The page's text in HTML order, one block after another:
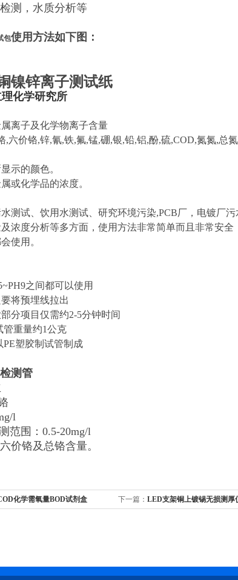
测，水质分析等
包使用方法如下图：
镍锌离子测试纸
化学研究所
离子及化学物离子含量
,六价铬,锌,氰,铁,氟,锰,硼,银,铅,铝,酚,硫,COD,氮氮,总氮
示的颜色。
或化学品的浓度。
测试、饮用水测试、研究环境污染,PCB厂，电镀厂污
浓度分析等多方面，使用方法非常简单而且非常安全
使用。
之间都可以使用
将预埋线拉出
分项目仅需约2-5分钟时间
管重量约1公克
塑胶制试管制成
测管
l
范围：0.5-20mg/l
价铬及总铬含量。
化学需氧量BOD试剂盒 下一篇： LED支架铜上镀锡无损测厚